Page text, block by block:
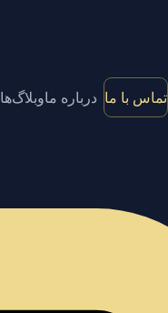
وبلاگ‌هادرباره ما تماس با ما